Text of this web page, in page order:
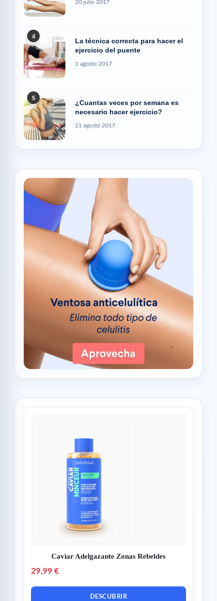
20 julio 2017
4
La técnica correcta para hacer el
ejercicio del puente
1 agosto 2017
5
¿Cuantas veces por semana es
necesario hacer ejercicio?
21 agosto 2017
Caviar Adelgazante Zonas Rebeldes
29,99 €
DESCUBRIR